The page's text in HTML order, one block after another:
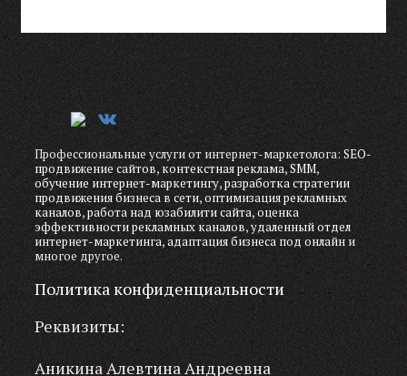
Профессиональные услуги от интернет-маркетолога:SEO-
продвижение сайтов,контекстная реклама,SMM,
обучение интернет-маркетингу,разработка стратегии
продвижения бизнеса в сети,оптимизация рекламных
каналов,работа над юзабилити сайта,оценка
эффективности рекламных каналов,удаленный отдел
интернет-маркетинга,адаптация бизнеса под онлайн и
многое другое.
Политика конфиденциальности
Реквизиты:
Аникина Алевтина Андреевна